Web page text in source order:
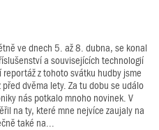
ve dnech 5. až 8. dubna, se konal
a souvisejících technologií
z tohoto svátku hudby jsme
dvěma lety. Za tu dobu se událo
nás potkalo mnoho novinek. V
na ty, které mne nejvíce zaujaly na
také na...